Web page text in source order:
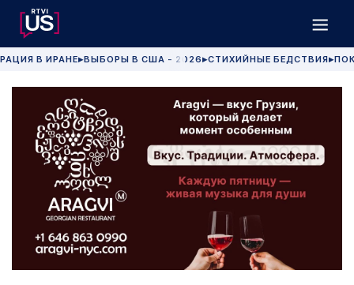
В ИРАНЕ▶ВЫБОРЫ В США - 2026 ▶СТИХИЙНЫЕ БЕДСТВИЯ▶